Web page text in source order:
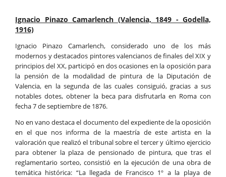
Ignacio Pinazo Camarlench (Valencia, 1849 - Godella,
1916)
Ignacio Pinazo Camarlench, considerado uno de los más
modernos y destacados pintores valencianos de finales del XIX y
principios del XX, participó en dos ocasiones en la oposición para
la pensión de la modalidad de pintura de la Diputación de
Valencia, en la segunda de las cuales consiguió, gracias a sus
notables dotes, obtener la beca para disfrutarla en Roma con
fecha 7 de septiembre de 1876.
No en vano destaca el documento del expediente de la oposición
en el que nos informa de la maestría de este artista en la
valoración que realizó el tribunal sobre el tercer y último ejercicio
para obtener la plaza de pensionado de pintura, que tras el
reglamentario sorteo, consistió en la ejecución de una obra de
temática histórica: “La llegada de Francisco 1º a la playa de